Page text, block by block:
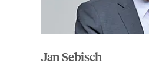
Jan Sebisch